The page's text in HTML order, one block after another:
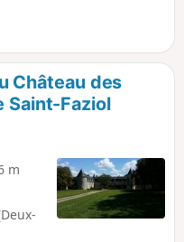
Château des
Saint-Faziol
m